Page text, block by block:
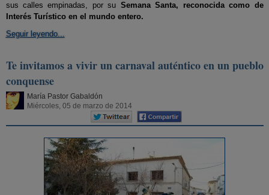
sus calles empinadas, por su Semana Santa, reconocida como de
Interés Turístico en el mundo entero.
Seguir leyendo...
Te invitamos a vivir un carnaval auténtico en un pueblo
conquense
María Pastor Gabaldón
Miércoles, 05 de marzo de 2014